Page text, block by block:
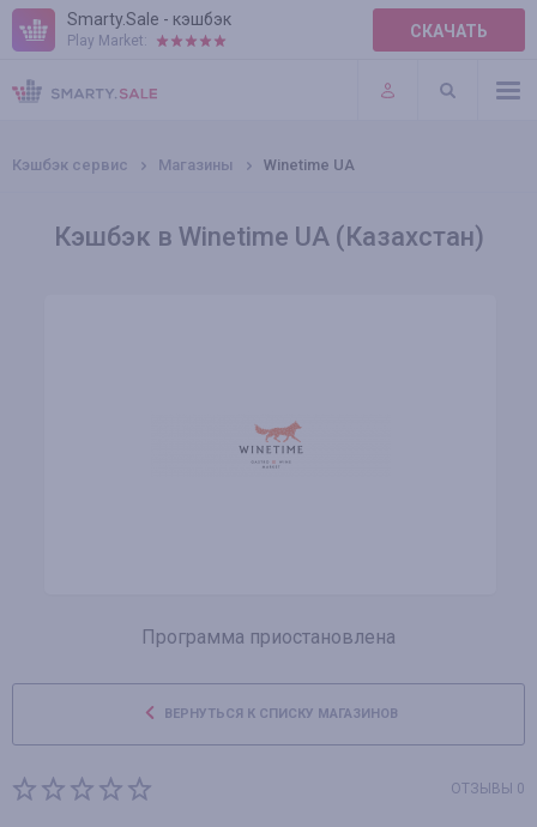
Smarty.Sale - кэшбэк
Play Market: СКАЧАТЬ
ПРАВИЛА
ПЛАГИНЫ
Кэшбэк сервис Магазины Winetime UA
Кэшбэк в Winetime UA (Казахстан)
Программа приостановлена
ВЕРНУТЬСЯ К СПИСКУ МАГАЗИНОВ
ОТЗЫВЫ 0